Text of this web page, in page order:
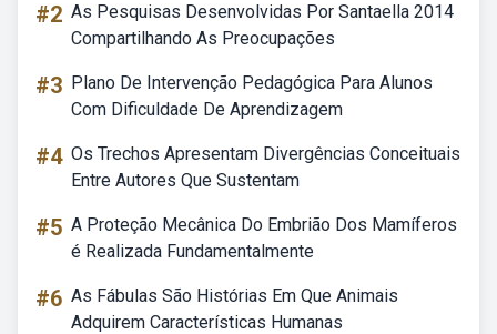
#2 As Pesquisas Desenvolvidas Por Santaella 2014
Compartilhando As Preocupações
#3 Plano De Intervenção Pedagógica Para Alunos
Com Dificuldade De Aprendizagem
#4 Os Trechos Apresentam Divergências Conceituais
Entre Autores Que Sustentam
#5 A Proteção Mecânica Do Embrião Dos Mamíferos
é Realizada Fundamentalmente
#6 As Fábulas São Histórias Em Que Animais
Adquirem Características Humanas